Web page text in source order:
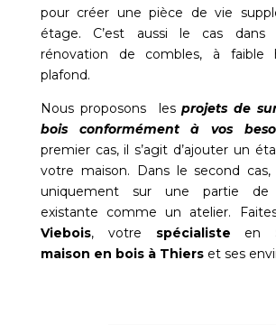
pour créer une pièce de vie
étage. C’est aussi le cas
rénovation de combles, à faible
plafond.
Nous proposons lesprojets de
bois conformément à vos
premier cas, il s’agit d’ajouter un
votre maison. Dans le second cas,
uniquement sur une partie de
existante comme un atelier.
Viebois, votre spécialiste en
maison en bois à Thierset ses